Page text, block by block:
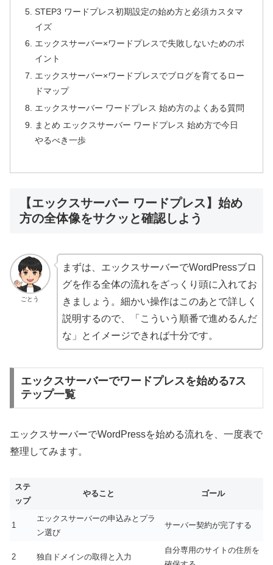
STEP3 ワードプレス初期設定の始め方と必須カスタマ
イズ
エックスサーバー×ワードプレスで失敗しないためのポ
イント
エックスサーバー×ワードプレスでブログを育てるロー
ドマップ
エックスサーバー ワードプレス 始め方のよくある質問
まとめ エックスサーバー ワードプレス 始め方で今日
やるべき一歩
【エックスサーバー ワードプレス】始め
方の全体像をサクッと確認しよう
ごとう
まずは、エックスサーバーでWordPressブロ
グを作る全体の流れをざっくり頭に入れてお
きましょう。細かい操作はこのあとで詳しく
説明するので、「こういう順番で進めるんだ
な」とイメージできれば十分です。
エックスサーバーでワードプレスを始める7ス
テップ一覧
エックスサーバーでWordPressを始める流れを、一度表で
整理してみます。
ステ
ップ
やること ゴール
1
エックスサーバーの申込みとプラ
ン選び
サーバー契約が完了する
2 独自ドメインの取得と入力
自分専用のサイトの住所を